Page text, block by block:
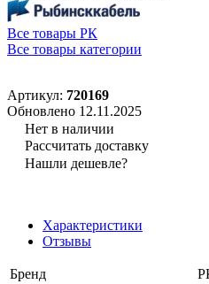
Все товары РК
Все товары категории
Артикул: 720169
Обновлено 12.11.2025
Нет в наличии
Рассчитать доставку
Нашли дешевле?
Характеристики
Отзывы
Бренд